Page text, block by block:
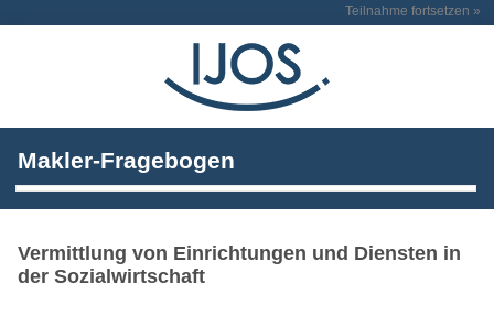
Teilnahme fortsetzen »
Makler-Fragebogen
Vermittlung von Einrichtungen und Diensten in
der Sozialwirtschaft